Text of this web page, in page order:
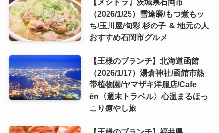
【メシドラ】茨城県石岡市
（2026/1/25）雪達磨/もつ煮もッ
ち/玉川屋/旬彩 杉の子 ＆ 地元の人
おすすめ石岡市グルメ
【王様のブランチ】北海道函館
（2026/1/17）湯倉神社/函館市熱
帯植物園/ヤマザキ洋服店/Cafe
én〈週末トラベル〉心温まるほっ
こり癒やし旅